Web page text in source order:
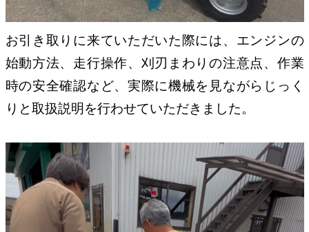
お引き取りに来ていただいた際には、エンジンの
始動方法、走行操作、刈刃まわりの注意点、作業
時の安全確認など、実際に機械を見ながらじっく
りと取扱説明を行わせていただきました。